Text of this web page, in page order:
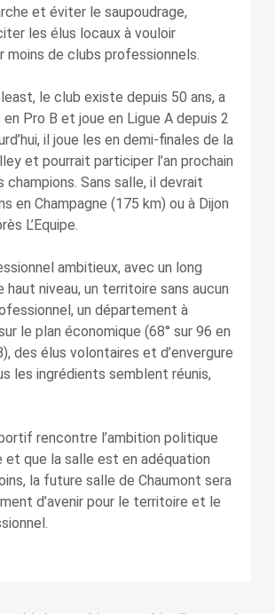
et éviter le saupoudrage,
les élus locaux à vouloir
moins de clubs professionnels.
le club existe depuis 50 ans, a
en Pro B et joue en Ligue A depuis 2
il joue les en demi-finales de la
et pourrait participer l’an prochain
champions. Sans salle, il devrait
en Champagne (175 km) ou à Dijon
L’Equipe.
ambitieux, avec un long
haut niveau, un territoire sans aucun
un département à
le plan économique (68° sur 96 en
des élus volontaires et d’envergure
les ingrédients semblent réunis,
rencontre l’ambition politique
que la salle est en adéquation
la future salle de Chaumont sera
d’avenir pour le territoire et le